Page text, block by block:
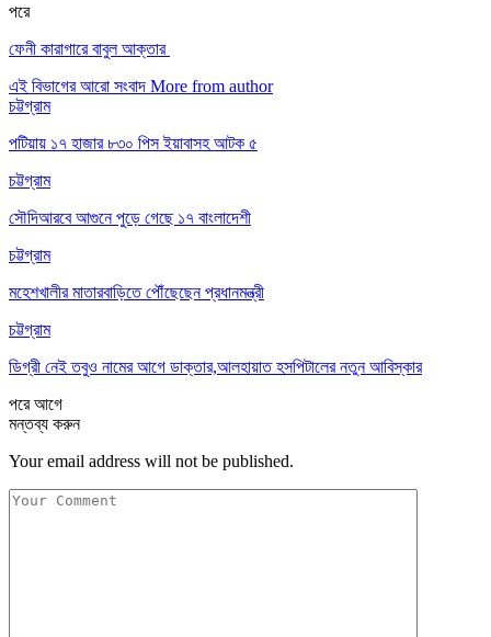
পরে
ফেনী কারাগারে বাবুল আক্তার
এই বিভাগের আরো সংবাদ More from author
চট্টগ্রাম
পটিয়ায় ১৭ হাজার ৮৩০ পিস ইয়াবাসহ আটক ৫
চট্টগ্রাম
সৌদিআরবে আগুনে পুড়ে গেছে ১৭ বাংলাদেশী
চট্টগ্রাম
মহেশখালীর মাতারবাড়িতে পৌঁছেছেন প্রধানমন্ত্রী
চট্টগ্রাম
ডিগ্রী নেই তবুও নামের আগে ডাক্তার,আলহায়াত হসপিটালের নতুন আবিস্কার
পরেআগে
মন্তব্য করুন
Your email address will not be published.